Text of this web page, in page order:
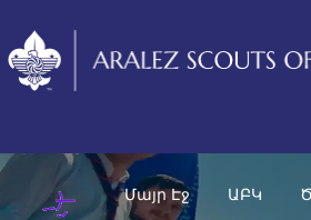
Մայր Էջ ԱԲԿ